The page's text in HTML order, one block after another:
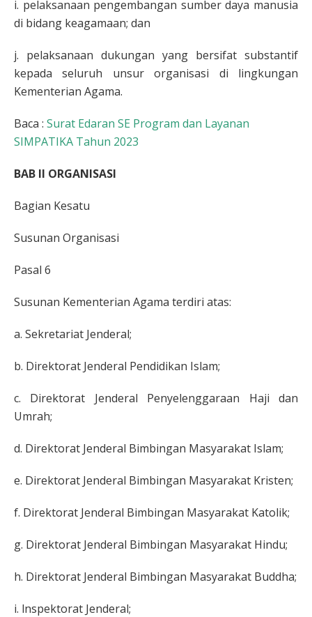
i. pelaksanaan pengembangan sumber daya manusia
di bidang keagamaan; dan
j. pelaksanaan dukungan yang bersifat substantif
kepada seluruh unsur organisasi di lingkungan
Kementerian Agama.
Baca : Surat Edaran SE Program dan Layanan
SIMPATIKA Tahun 2023
BAB II ORGANISASI
Bagian Kesatu
Susunan Organisasi
Pasal 6
Susunan Kementerian Agama terdiri atas:
a. Sekretariat Jenderal;
b. Direktorat Jenderal Pendidikan Islam;
c. Direktorat Jenderal Penyelenggaraan Haji dan
Umrah;
d. Direktorat Jenderal Bimbingan Masyarakat Islam;
e. Direktorat Jenderal Bimbingan Masyarakat Kristen;
f. Direktorat Jenderal Bimbingan Masyarakat Katolik;
g. Direktorat Jenderal Bimbingan Masyarakat Hindu;
h. Direktorat Jenderal Bimbingan Masyarakat Buddha;
i. lnspektorat Jenderal;